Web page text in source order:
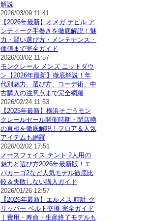
解説
2026/03/09 11:41
【2026年最新】オメガ デビル ア
ンティーク手巻きを徹底解説！魅
力・賢い選び方・メンテナンス・
価値まで完全ガイド
2026/03/02 11:57
モンクレール メンズ ニットダウ
ン【2026年最新】徹底解説！年
代別魅力、選び方、コーデ術、中
古購入の注意点まで完全網羅
2026/02/24 11:53
【2025年最新】横浜そごうモン
クレールセール開催時期・閉店噂
の真相を徹底解説！フロア＆人気
アイテムも網羅
2026/02/02 17:51
ノースフェイス テント 2人用の
魅力と選び方2026年最新版！エ
バカーゴ2など人気モデル徹底比
較＆失敗しない購入ガイド
2026/01/26 12:57
【2026年最新】エルメス 時計 ク
リッパー ベルト交換 完全ガイド
｜費用・寿命・生産終了モデルも